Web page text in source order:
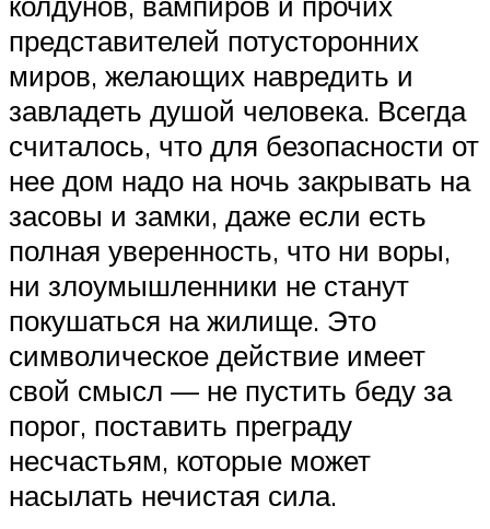
представителей потусторонних
миров, желающих навредить и
завладеть душой человека. Всегда
считалось, что для безопасности от
нее дом надо на ночь закрывать на
засовы и замки, даже если есть
полная уверенность, что ни воры,
ни злоумышленники не станут
покушаться на жилище. Это
символическое действие имеет
свой смысл — не пустить беду за
порог, поставить преграду
несчастьям, которые может
насылать нечистая сила.